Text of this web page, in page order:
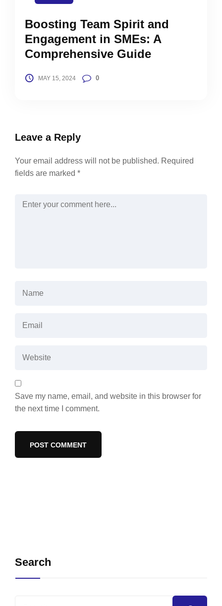
Boosting Team Spirit and
Engagement in SMEs: A
Comprehensive Guide
MAY 15, 2024 0
Leave a Reply
Your email address will not be published. Required
fields are marked *
Save my name, email, and website in this browser for
the next time I comment.
Search